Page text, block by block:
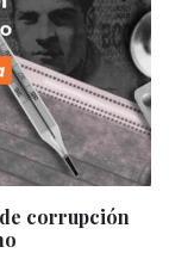
corrupción